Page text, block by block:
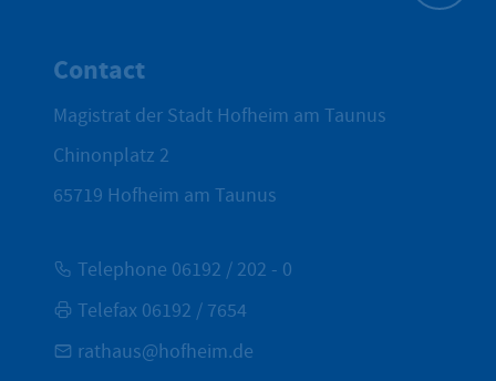
Contact
Magistrat der Stadt Hofheim am Taunus
Chinonplatz 2
65719 Hofheim am Taunus
Telephone 06192 / 202 - 0
Telefax 06192 / 7654
rathaus@hofheim.de